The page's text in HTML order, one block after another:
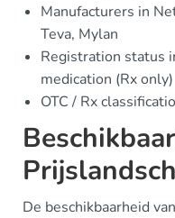
Manufacturers in
Teva, Mylan
Registration status
medication (Rx only)
OTC / Rx
De beschikbaarheid